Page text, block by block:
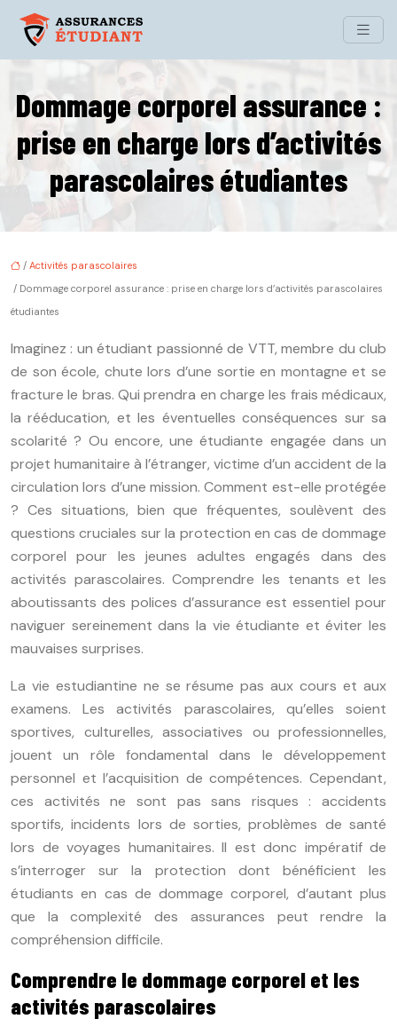
Dommage corporel assurance :
prise en charge lors d’activités
parascolaires étudiantes
/ Activités parascolaires
/ Dommage corporel assurance : prise en charge lors d’activités parascolaires
étudiantes
Imaginez : un étudiant passionné de VTT, membre du club
de son école, chute lors d’une sortie en montagne et se
fracture le bras. Qui prendra en charge les frais médicaux,
la rééducation, et les éventuelles conséquences sur sa
scolarité ? Ou encore, une étudiante engagée dans un
projet humanitaire à l’étranger, victime d’un accident de la
circulation lors d’une mission. Comment est-elle protégée
? Ces situations, bien que fréquentes, soulèvent des
questions cruciales sur la protection en cas de dommage
corporel pour les jeunes adultes engagés dans des
activités parascolaires. Comprendre les tenants et les
aboutissants des polices d’assurance est essentiel pour
naviguer sereinement dans la vie étudiante et éviter les
mauvaises surprises.
La vie estudiantine ne se résume pas aux cours et aux
examens. Les activités parascolaires, qu’elles soient
sportives, culturelles, associatives ou professionnelles,
jouent un rôle fondamental dans le développement
personnel et l’acquisition de compétences. Cependant,
ces activités ne sont pas sans risques : accidents
sportifs, incidents lors de sorties, problèmes de santé
lors de voyages humanitaires. Il est donc impératif de
s’interroger sur la protection dont bénéficient les
étudiants en cas de dommage corporel, d’autant plus
que la complexité des assurances peut rendre la
compréhension difficile.
Comprendre le dommage corporel et les
activités parascolaires